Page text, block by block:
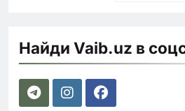
Найди Vaib.uz в